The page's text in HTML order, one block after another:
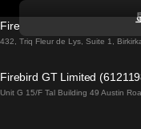
都
Firebird GT Limited (OC
432, Triq Fleur de Lys, Suite 1,
Firebird GT Limited
Unit G 15/F Tal Building 49 Austin